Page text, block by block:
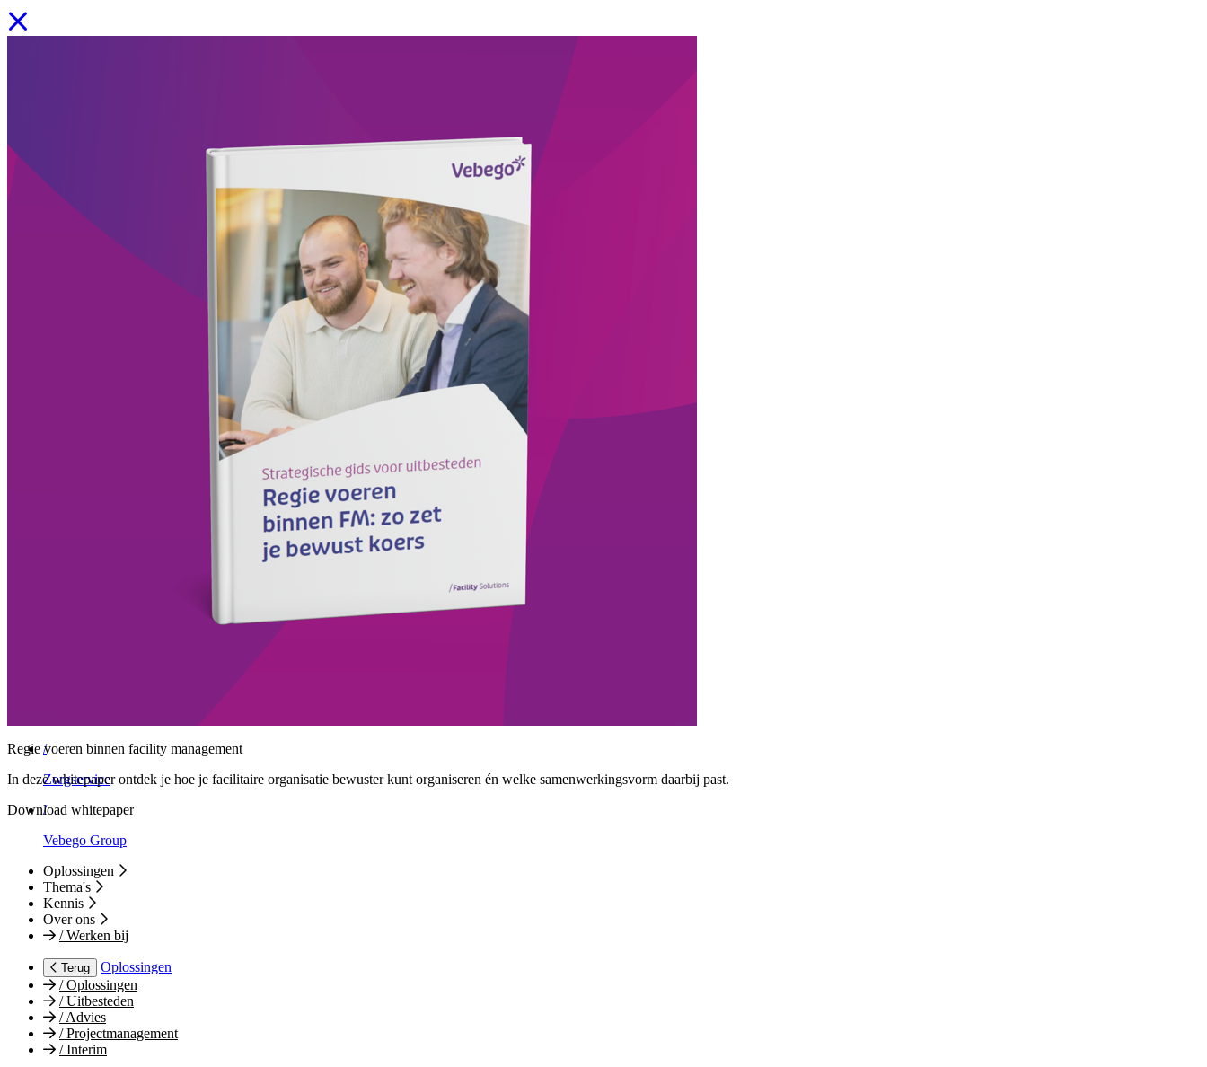
Regie voeren binnen facility management
In deze whitepaper ontdek je hoe je facilitaire organisatie bewuster kunt organiseren én welke samenwerkingsvorm daarbij past.
Download whitepaper
Cleaning services
/
Zorgservice
/
Vebego Group
Oplossingen
Thema's
Kennis
Over ons
/Werken bij
Terug
Oplossingen
/Oplossingen
/Uitbesteden
/Advies
/Projectmanagement
/Interim